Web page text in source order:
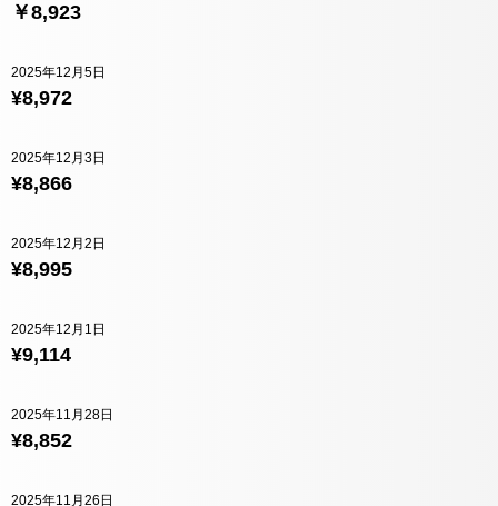
￥8,923
¥8,972
2025年12月5日
¥8,866
2025年12月3日
¥8,995
2025年12月2日
¥9,114
2025年12月1日
¥8,852
2025年11月28日
2025年11月26日